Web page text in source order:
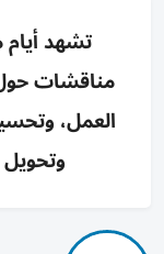
تشهد
مناقشات
العمل،